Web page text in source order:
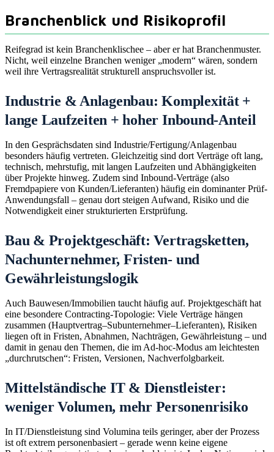
Branchenblick und Risikoprofil
Reifegrad ist kein Branchenklischee – aber er hat Branchenmuster.
Nicht, weil einzelne Branchen weniger „modern“ wären, sondern
weil ihre Vertragsrealität strukturell anspruchsvoller ist.
Industrie & Anlagenbau: Komplexität +
lange Laufzeiten + hoher Inbound-Anteil
In den Gesprächsdaten sind Industrie/Fertigung/Anlagenbau
besonders häufig vertreten. Gleichzeitig sind dort Verträge oft lang,
technisch, mehrstufig, mit langen Laufzeiten und Abhängigkeiten
über Projekte hinweg. Zudem sind Inbound-Verträge (also
Fremdpapiere von Kunden/Lieferanten) häufig ein dominanter Prüf-
Anwendungsfall – genau dort steigen Aufwand, Risiko und die
Notwendigkeit einer strukturierten Erstprüfung.
Bau & Projektgeschäft: Vertragsketten,
Nachunternehmer, Fristen- und
Gewährleistungslogik
Auch Bauwesen/Immobilien taucht häufig auf. Projektgeschäft hat
eine besondere Contracting-Topologie: Viele Verträge hängen
zusammen (Hauptvertrag–Subunternehmer–Lieferanten), Risiken
liegen oft in Fristen, Abnahmen, Nachträgen, Gewährleistung – und
damit in genau den Themen, die im Ad‑hoc-Modus am leichtesten
„durchrutschen“: Fristen, Versionen, Nachverfolgbarkeit.
Mittelständische IT & Dienstleister:
weniger Volumen, mehr Personenrisiko
In IT/Dienstleistung sind Volumina teils geringer, aber der Prozess
ist oft extrem personenbasiert – gerade wenn keine eigene